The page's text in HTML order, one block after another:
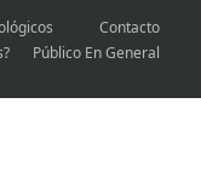
Contacto
Público En General